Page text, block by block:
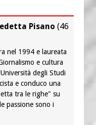
Pisano (46
nel 1994 e laureata
e cultura
degli Studi
e conduco una
tra le righe" su
passione sono i